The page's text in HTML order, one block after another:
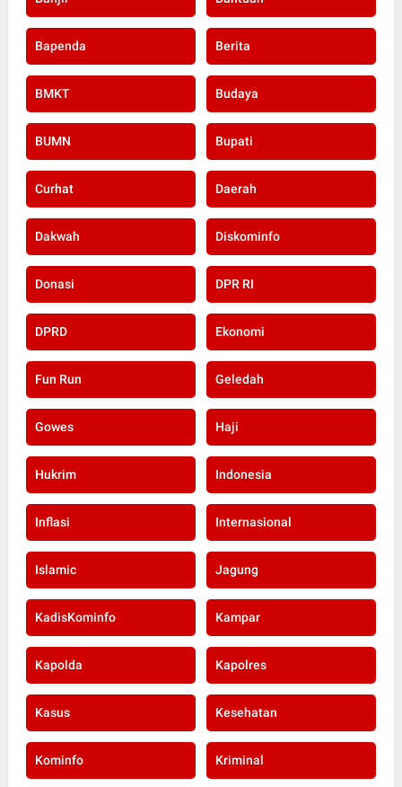
Bapenda Berita
BMKT Budaya
BUMN Bupati
Curhat Daerah
Dakwah Diskominfo
Donasi DPR RI
DPRD Ekonomi
Fun Run Geledah
Gowes Haji
Hukrim Indonesia
Inflasi Internasional
Islamic Jagung
KadisKominfo Kampar
Kapolda Kapolres
Kasus Kesehatan
Kominfo Kriminal